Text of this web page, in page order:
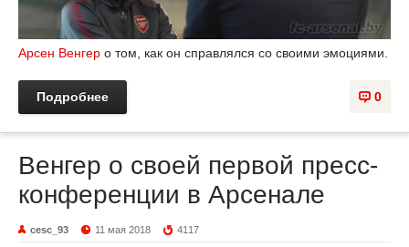
Арсен Венгер о том, как он справлялся со своими эмоциями.
0
Подробнее
Венгер о своей первой пресс-
конференции в Арсенале
cesc_93 11 мая 2018 4117